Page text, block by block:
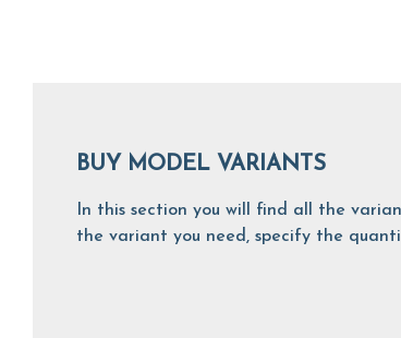
BUY MODEL VARIANTS
In this section you will find all the
the variant you need, specify the